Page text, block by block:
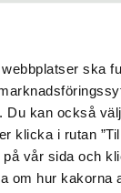
ska
Du kan också
klicka i rutan
vår sida och
om hur kakorna